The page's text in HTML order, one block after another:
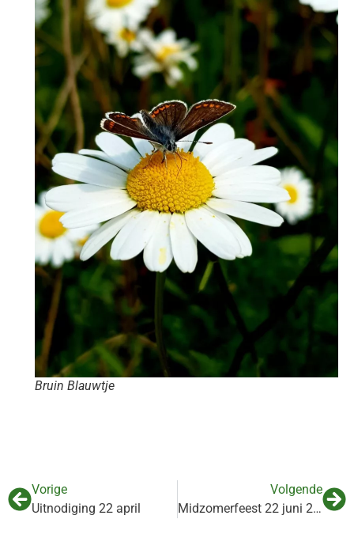
Bruin Blauwtje
Vorige
Uitnodiging 22 april
Volgende
Midzomerfeest 22 juni 2019